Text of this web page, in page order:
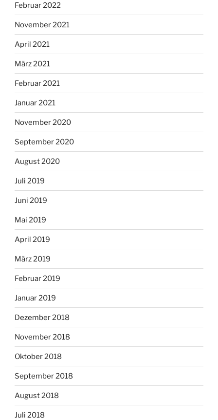
Februar 2022
November 2021
April 2021
März 2021
Februar 2021
Januar 2021
November 2020
September 2020
August 2020
Juli 2019
Juni 2019
Mai 2019
April 2019
März 2019
Februar 2019
Januar 2019
Dezember 2018
November 2018
Oktober 2018
September 2018
August 2018
Juli 2018